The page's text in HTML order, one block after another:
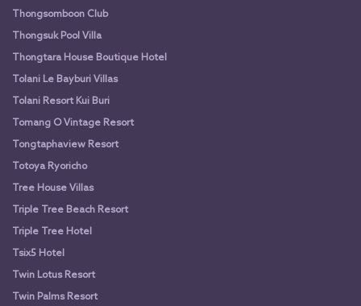
Thongsomboon Club
Thongsuk Pool Villa
Thongtara House Boutique Hotel
Tolani Le Bayburi Villas
Tolani Resort Kui Buri
Tomang O Vintage Resort
Tongtaphaview Resort
Totoya Ryoricho
Tree House Villas
Triple Tree Beach Resort
Triple Tree Hotel
Tsix5 Hotel
Twin Lotus Resort
Twin Palms Resort